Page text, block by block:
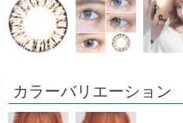
カラーバリエーション